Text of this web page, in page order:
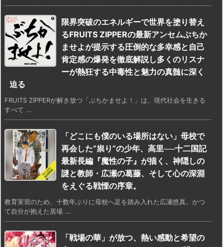
限界突破のエネルギーで世界を塗り替え
るFRUITS ZIPPERの最新アンセムぶちか
ませよが提示する圧倒的な多幸感と自己
肯定感の爆発を徹底解説し多くのリスナ
ーが熱狂する中毒性と魅力の真髄に深く
迫る
FRUITS ZIPPERが解き放つ「ぶちかませよ！」は、現代社会を生きる
すべて ...
「どこにも僕のいる場所はない」母校で
再会した“祟り”の少年、高里──十二国記
最新長編『魔性の子』が描く、神隠しの
謎と教師・広瀬の葛藤、そして心の深淵
をえぐる戦慄の序章。
教育実習のため、十数年ぶりに母校へ足を踏み入れた広瀬悠真。かつ
て自分が抱えた居場 ...
「戦場の華」が放つ、熱い感動と希望の